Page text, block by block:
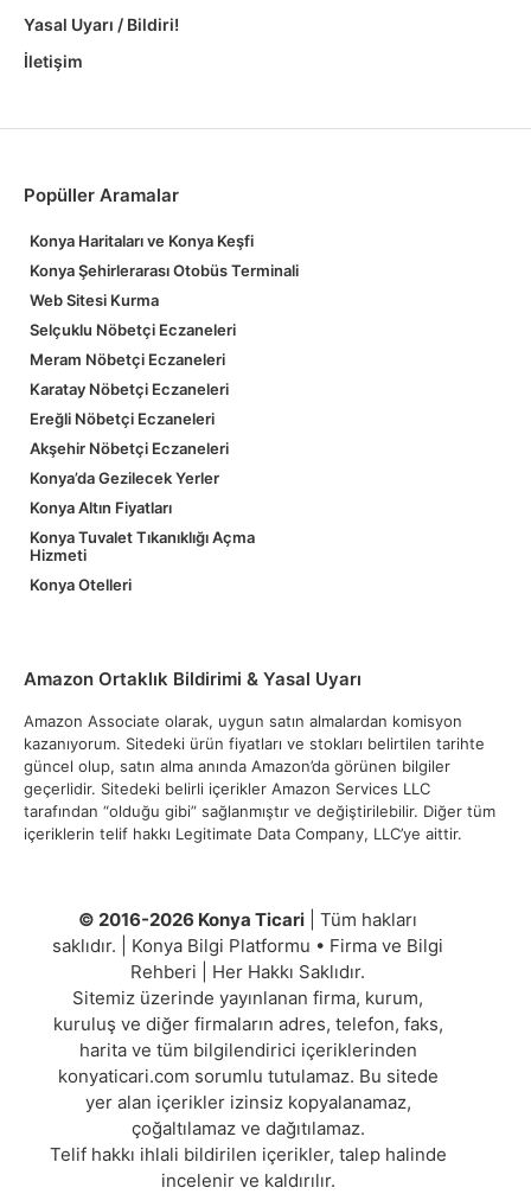
Yasal Uyarı / Bildiri!
İletişim
Popüller Aramalar
Konya Haritaları ve Konya Keşfi
Konya Şehirlerarası Otobüs Terminali
Web Sitesi Kurma
Selçuklu Nöbetçi Eczaneleri
Meram Nöbetçi Eczaneleri
Karatay Nöbetçi Eczaneleri
Ereğli Nöbetçi Eczaneleri
Akşehir Nöbetçi Eczaneleri
Konya’da Gezilecek Yerler
Konya Altın Fiyatları
Konya Tuvalet Tıkanıklığı Açma
Hizmeti
Konya Otelleri
Amazon Ortaklık Bildirimi & Yasal Uyarı
Amazon Associate olarak, uygun satın almalardan komisyon
kazanıyorum. Sitedeki ürün fiyatları ve stokları belirtilen tarihte
güncel olup, satın alma anında Amazon’da görünen bilgiler
geçerlidir. Sitedeki belirli içerikler Amazon Services LLC
tarafından “olduğu gibi” sağlanmıştır ve değiştirilebilir. Diğer tüm
içeriklerin telif hakkı Legitimate Data Company, LLC’ye aittir.
© 2016-2026 Konya Ticari | Tüm hakları
saklıdır. | Konya Bilgi Platformu • Firma ve Bilgi
Rehberi | Her Hakkı Saklıdır.
Sitemiz üzerinde yayınlanan firma, kurum,
kuruluş ve diğer firmaların adres, telefon, faks,
harita ve tüm bilgilendirici içeriklerinden
konyaticari.com sorumlu tutulamaz. Bu sitede
yer alan içerikler izinsiz kopyalanamaz,
çoğaltılamaz ve dağıtılamaz.
Telif hakkı ihlali bildirilen içerikler, talep halinde
incelenir ve kaldırılır.